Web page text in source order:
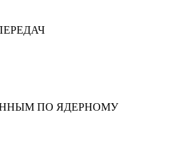
ПО ЯДЕРНОМУ